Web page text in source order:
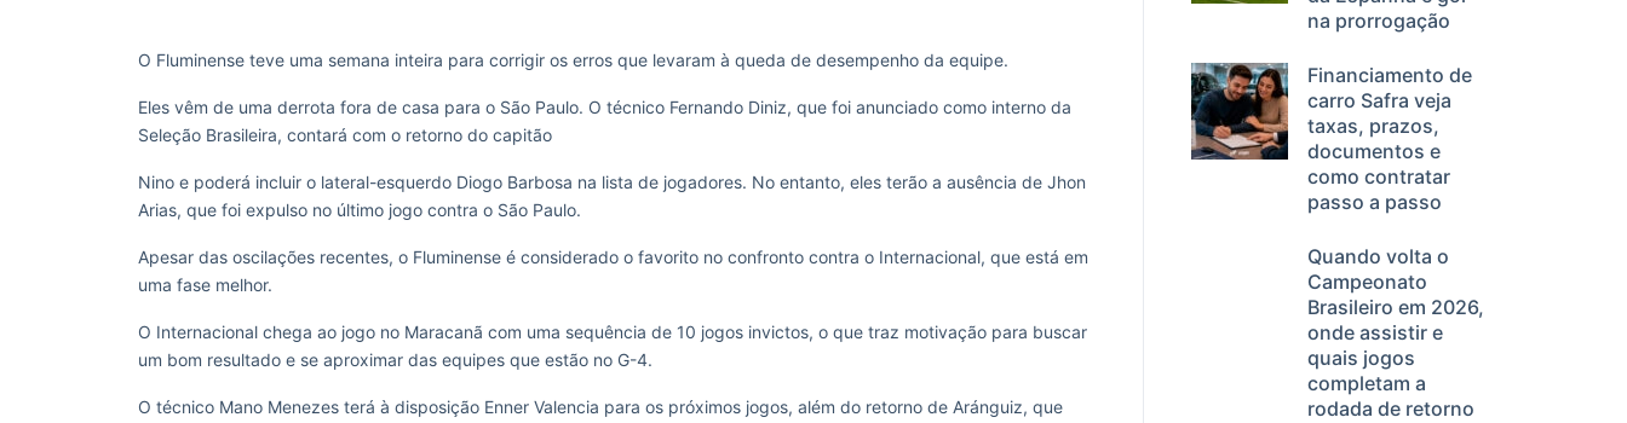
O Fluminense teve uma semana inteira para corrigir os erros que levaram à queda de desempenho da equipe.
Eles vêm de uma derrota fora de casa para o São Paulo. O técnico Fernando Diniz, que foi anunciado como interno da
Seleção Brasileira, contará com o retorno do capitão
Nino e poderá incluir o lateral-esquerdo Diogo Barbosa na lista de jogadores. No entanto, eles terão a ausência de Jhon
Arias, que foi expulso no último jogo contra o São Paulo.
Apesar das oscilações recentes, o Fluminense é considerado o favorito no confronto contra o Internacional, que está em
uma fase melhor.
O Internacional chega ao jogo no Maracanã com uma sequência de 10 jogos invictos, o que traz motivação para buscar
um bom resultado e se aproximar das equipes que estão no G-4.
O técnico Mano Menezes terá à disposição Enner Valencia para os próximos jogos, além do retorno de Aránguiz, que
na prorrogação
Financiamento de
carro Safra veja
taxas, prazos,
documentos e
como contratar
passo a passo
Quando volta o
Campeonato
Brasileiro em 2026,
onde assistir e
quais jogos
completam a
rodada de retorno